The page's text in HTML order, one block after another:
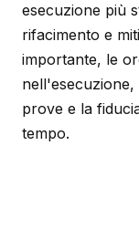
esecuzione più
rifacimento e
importante, le
nell'esecuzione,
prove e la
tempo.